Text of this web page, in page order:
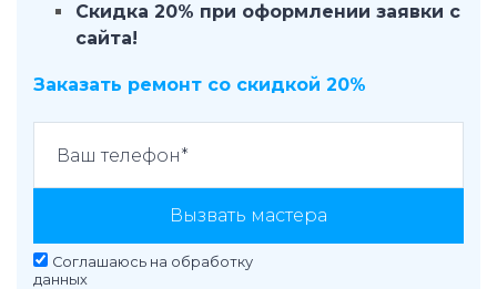
Скидка 20% при оформлении заявки с
сайта!
Заказать ремонт со скидкой 20%
Вызвать мастера
Соглашаюсь на обработку
данных